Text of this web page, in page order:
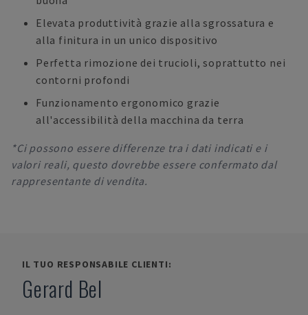
Elevata produttività grazie alla sgrossatura e
alla finitura in un unico dispositivo
Perfetta rimozione dei trucioli, soprattutto nei
contorni profondi
Funzionamento ergonomico grazie
all'accessibilità della macchina da terra
*Ci possono essere differenze tra i dati indicati e i
valori reali, questo dovrebbe essere confermato dal
rappresentante di vendita.
IL TUO RESPONSABILE CLIENTI:
Gerard Bel